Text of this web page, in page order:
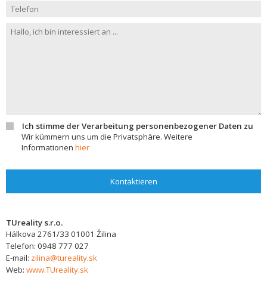
Ich stimme der Verarbeitung personenbezogener Daten zu
Wir kümmern uns um die Privatsphäre. Weitere
Informationen hier
Kontaktieren
TUreality s.r.o.
Hálkova 2761/33 01001 Žilina
Telefon: 0948 777 027
E-mail: zilina@tureality.sk
Web: www.TUreality.sk